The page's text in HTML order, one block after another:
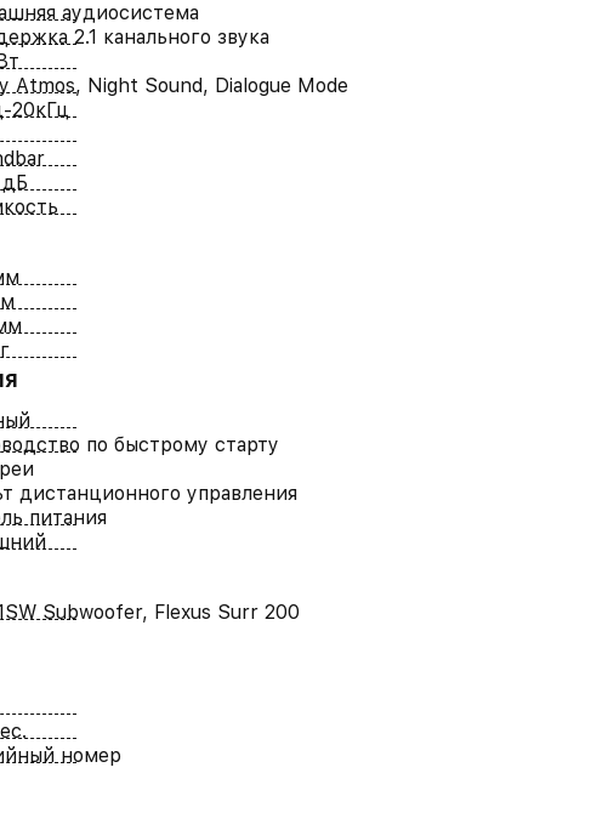
аудиосистема
2.1 канального звука
Atmos, Night Sound, Dialogue Mode
20кГц
по быстрому старту
дистанционного управления
питания
Subwoofer, Flexus Surr 200
номер